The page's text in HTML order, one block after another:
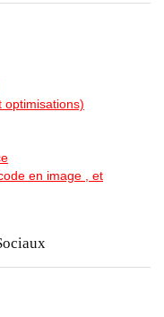
optimisations)
en image , et